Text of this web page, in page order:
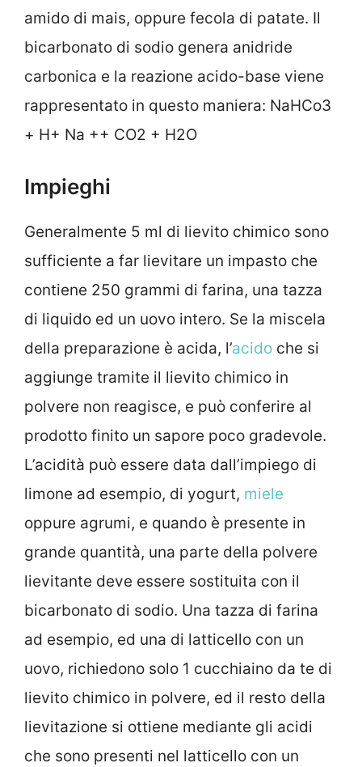
amido di mais, oppure fecola di patate. Il
bicarbonato di sodio genera anidride
carbonica e la reazione acido-base viene
rappresentato in questo maniera: NaHCo3
+ H+ Na ++ CO2 + H2O
Impieghi
Generalmente 5 ml di lievito chimico sono
sufficiente a far lievitare un impasto che
contiene 250 grammi di farina, una tazza
di liquido ed un uovo intero. Se la miscela
della preparazione è acida, l’acido che si
aggiunge tramite il lievito chimico in
polvere non reagisce, e può conferire al
prodotto finito un sapore poco gradevole.
L’acidità può essere data dall’impiego di
limone ad esempio, di yogurt, miele
oppure agrumi, e quando è presente in
grande quantità, una parte della polvere
lievitante deve essere sostituita con il
bicarbonato di sodio. Una tazza di farina
ad esempio, ed una di latticello con un
uovo, richiedono solo 1 cucchiaino da te di
lievito chimico in polvere, ed il resto della
lievitazione si ottiene mediante gli acidi
che sono presenti nel latticello con un